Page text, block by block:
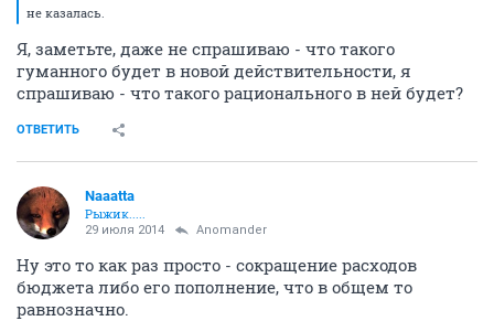
не казалась.
Я, заметьте, даже не спрашиваю - что такого
гуманного будет в новой действительности, я
спрашиваю - что такого рационального в ней будет?
ОТВЕТИТЬ
Naaatta
Рыжик.....
29 июля 2014 Anomander
Ну это то как раз просто - сокращение расходов
бюджета либо его пополнение, что в общем то
равнозначно.